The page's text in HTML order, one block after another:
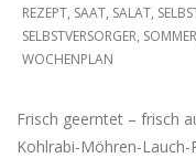
REZEPT, SAAT, SALAT,
SELBSTVERSORGER, SOMMER
WOCHENPLAN
Frisch geerntet – frisch
Kohlrabi-Möhren-